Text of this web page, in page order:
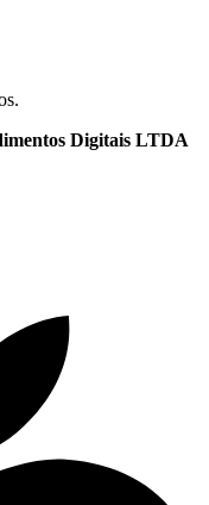
Digitais LTDA